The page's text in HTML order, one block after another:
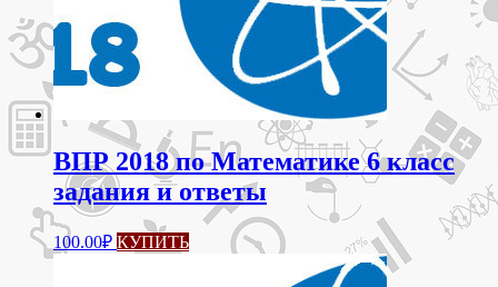
ВПР 2018 по Математике 6 класс
задания и ответы
100.00₽ КУПИТЬ